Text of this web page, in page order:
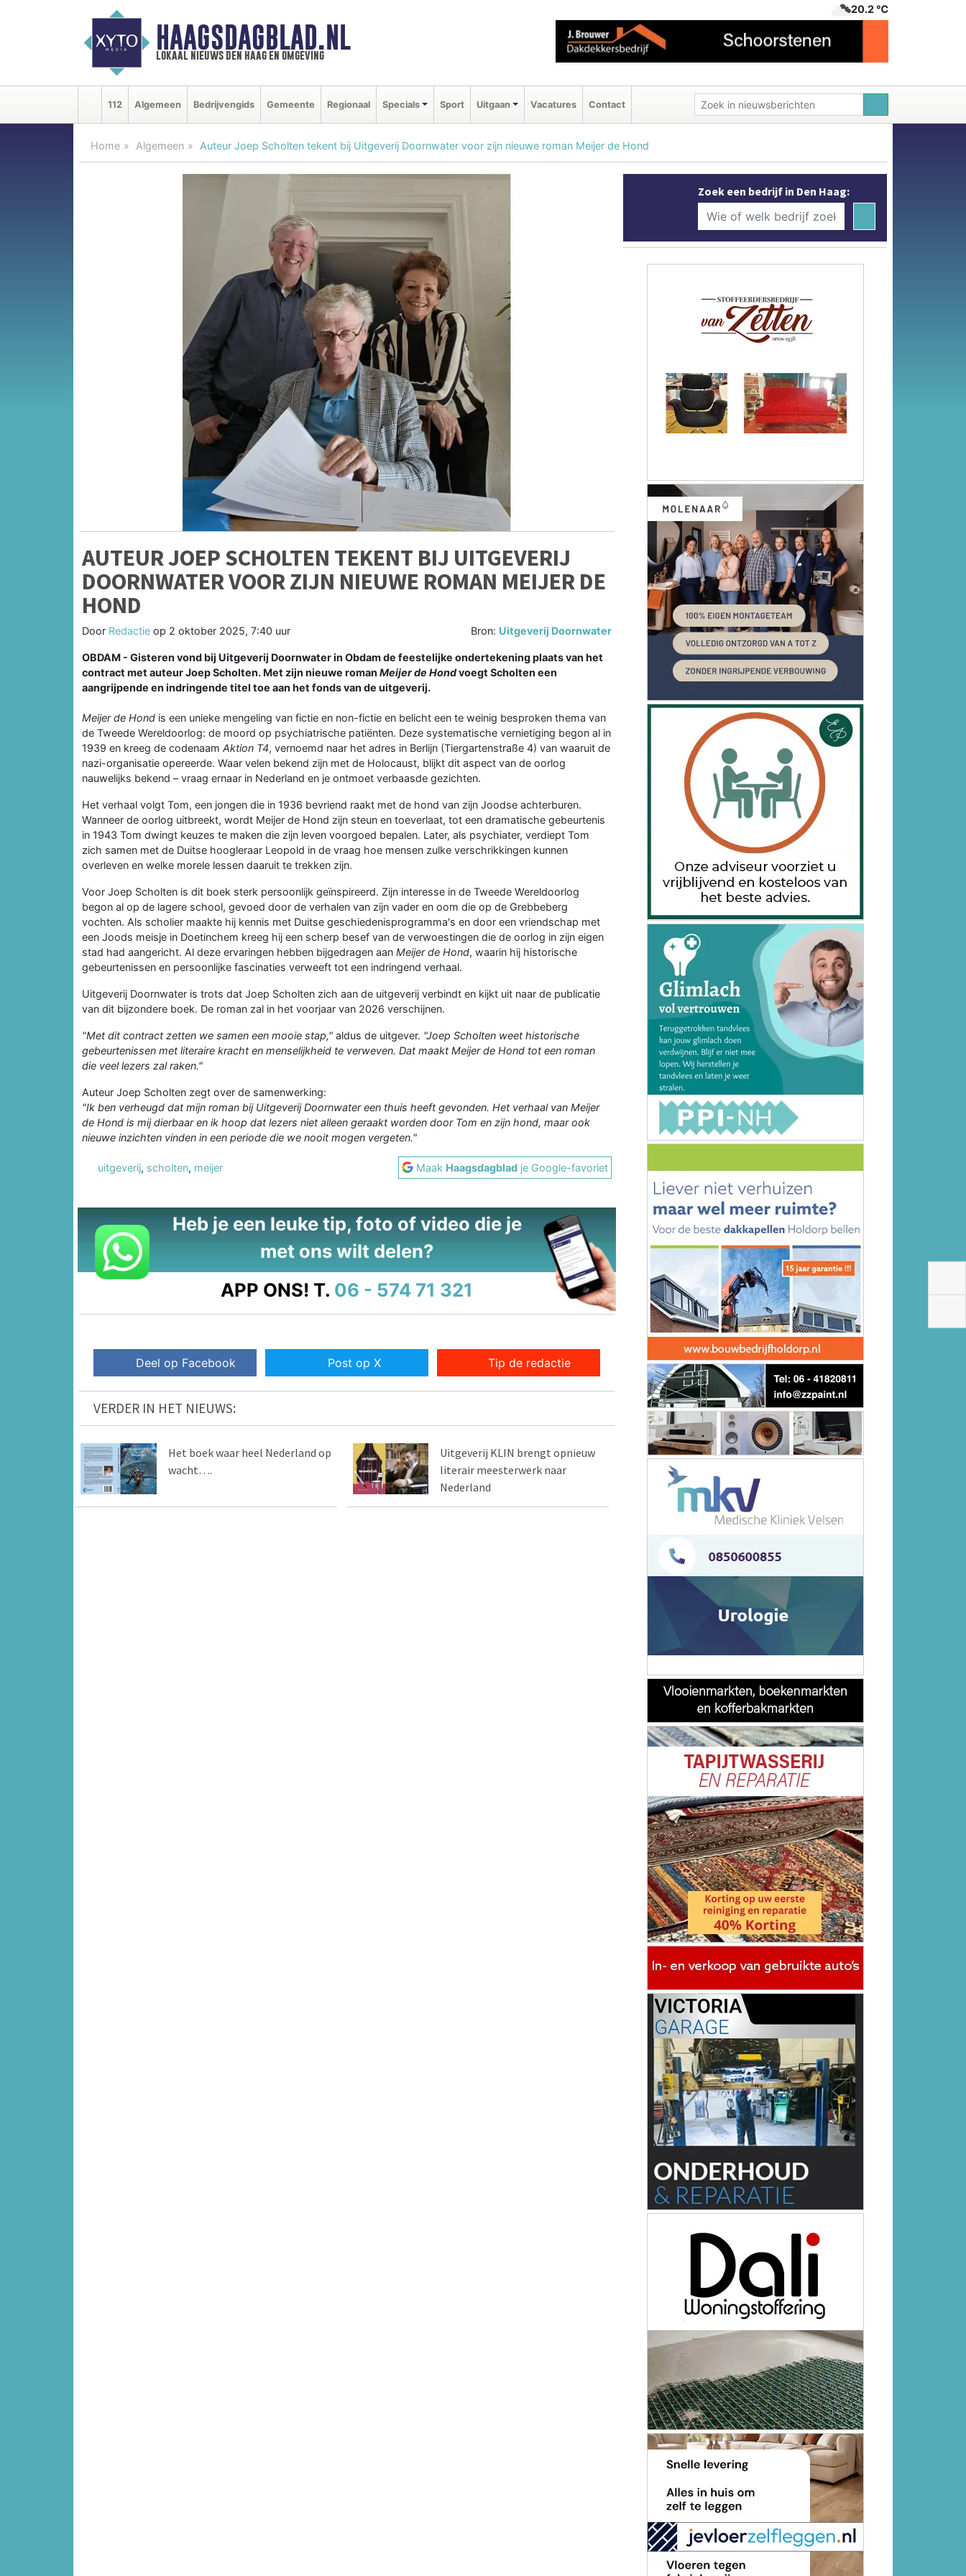
HAAGSDAGBLAD.NL
lokaal nieuws den haag en omgeving
20.2 ℃
112 Algemeen Bedrijvengids Gemeente Regionaal Specials Sport Uitgaan Vacatures Contact
Home Algemeen Auteur Joep Scholten tekent bij Uitgeverij Doornwater voor zijn nieuwe roman Meijer de Hond
AUTEUR JOEP SCHOLTEN TEKENT BIJ UITGEVERIJ
DOORNWATER VOOR ZIJN NIEUWE ROMAN MEIJER DE
HOND
Door Redactie op 2 oktober 2025, 7:40 uur Bron: Uitgeverij Doornwater
OBDAM - Gisteren vond bij Uitgeverij Doornwater in Obdam de feestelijke ondertekening plaats van het
contract met auteur Joep Scholten. Met zijn nieuwe roman Meijer de Hondvoegt Scholten een
aangrijpende en indringende titel toe aan het fonds van de uitgeverij.
Meijer de Hond is een unieke mengeling van fictie en non-fictie en belicht een te weinig besproken thema van
de Tweede Wereldoorlog: de moord op psychiatrische patiënten. Deze systematische vernietiging begon al in
1939 en kreeg de codenaam Aktion T4, vernoemd naar het adres in Berlijn (Tiergartenstraße 4) van waaruit de
nazi-organisatie opereerde. Waar velen bekend zijn met de Holocaust, blijkt dit aspect van de oorlog
nauwelijks bekend – vraag ernaar in Nederland en je ontmoet verbaasde gezichten.
Het verhaal volgt Tom, een jongen die in 1936 bevriend raakt met de hond van zijn Joodse achterburen.
Wanneer de oorlog uitbreekt, wordt Meijer de Hond zijn steun en toeverlaat, tot een dramatische gebeurtenis
in 1943 Tom dwingt keuzes te maken die zijn leven voorgoed bepalen. Later, als psychiater, verdiept Tom
zich samen met de Duitse hoogleraar Leopold in de vraag hoe mensen zulke verschrikkingen kunnen
overleven en welke morele lessen daaruit te trekken zijn.
Voor Joep Scholten is dit boek sterk persoonlijk geïnspireerd. Zijn interesse in de Tweede Wereldoorlog
begon al op de lagere school, gevoed door de verhalen van zijn vader en oom die op de Grebbeberg
vochten. Als scholier maakte hij kennis met Duitse geschiedenisprogramma's en door een vriendschap met
een Joods meisje in Doetinchem kreeg hij een scherp besef van de verwoestingen die de oorlog in zijn eigen
stad had aangericht. Al deze ervaringen hebben bijgedragen aan Meijer de Hond, waarin hij historische
gebeurtenissen en persoonlijke fascinaties verweeft tot een indringend verhaal.
Uitgeverij Doornwater is trots dat Joep Scholten zich aan de uitgeverij verbindt en kijkt uit naar de publicatie
van dit bijzondere boek. De roman zal in het voorjaar van 2026 verschijnen.
"Met dit contract zetten we samen een mooie stap," aldus de uitgever. "Joep Scholten weet historische
gebeurtenissen met literaire kracht en menselijkheid te verweven. Dat maakt Meijer de Hond tot een roman
die veel lezers zal raken."
Auteur Joep Scholten zegt over de samenwerking:
"Ik ben verheugd dat mijn roman bij Uitgeverij Doornwater een thuis heeft gevonden. Het verhaal van Meijer
de Hond is mij dierbaaren ik hoop dat lezers niet alleen geraakt worden door Tom en zijn hond, maar ook
nieuwe inzichten vinden in een periode die we nooit mogen vergeten."
uitgeverij, scholten, meijer Maak Haagsdagblad je Google-favoriet
Heb je een leuke tip, foto of video die je
met ons wilt delen?
APP ONS! T. 06 - 574 71 321
Deel op Facebook Post op X Tip de redactie
VERDER IN HET NIEUWS:
Het boek waar heel Nederland op
wacht….
Uitgeverij KLIN brengt opnieuw
literair meesterwerk naar
Nederland
Zoek een bedrijf in Den Haag: